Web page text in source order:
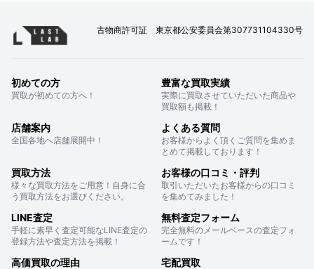
古物商許可証 東京都公安委員会第307731104330号
初めての方
買取が初めての方へ！
豊富な買取実績
実際に買取させていただいた商品や
買取額も掲載！
店舗案内
全国各地へ店舗展開中！
よくある質問
お客様からよく頂くご質問を集めま
とめて掲載しております！
買取方法
様々な買取方法をご用意！自身に合
う買取方法をお選びください。
お客様の口コミ・評判
取引いただいたお客様からの口コミ
を集めてみました！
LINE査定
手軽に素早く査定可能なLINE査定の
登録方法や査定方法を掲載！
無料査定フォーム
完全無料のメールベースの査定フォ
ームです！
高価買取の理由 宅配買取